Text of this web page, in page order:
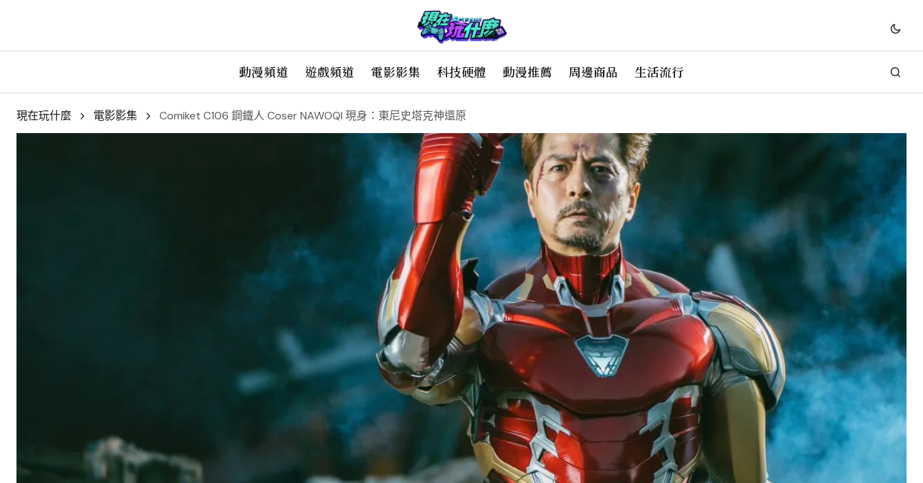
動漫頻道 遊戲頻道 電影影集 科技硬體 動漫推薦 周邊商品 生活流行
現在玩什麼 電影影集 Comiket C106 鋼鐵人 Coser NAWOQI 現身：東尼史塔克神還原